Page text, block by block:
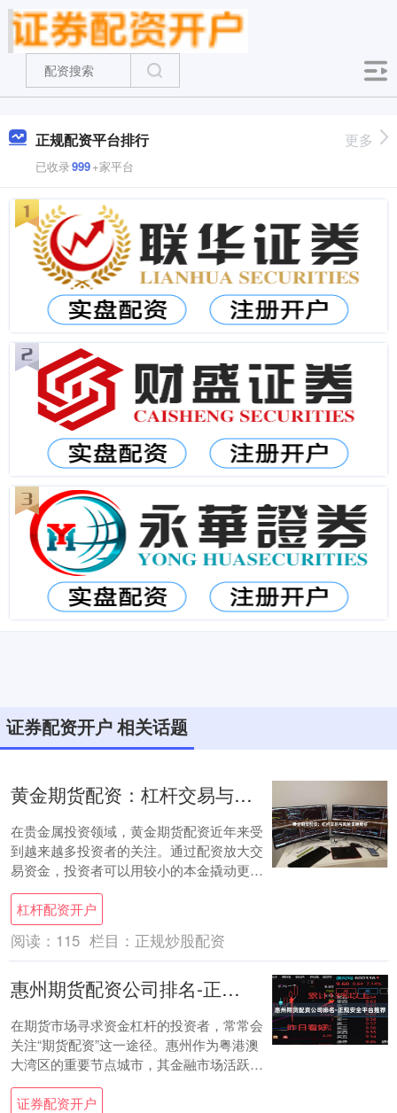
正规配资平台排行
已收录999+家平台
更多
证券配资开户 相关话题
黄金期货配资：杠杆交易与风险策略解析
在贵金属投资领域，黄金期货配资近年来受
到越来越多投资者的关注。通过配资放大交
易资金，投资者可以用较小的本金撬动更大
的市场头寸，进而获取更高收益。然而，杠
杆交易是....
杠杆配资开户
阅读： 115 栏目： 正规炒股配资
惠州期货配资公司排名-正规安全平台推荐
在期货市场寻求资金杠杆的投资者，常常会
关注“期货配资”这一途径。惠州作为粤港澳
大湾区的重要节点城市，其金融市场活跃度
日益提升，各类期货配资服务也应运而生。
然而，....
证券配资开户